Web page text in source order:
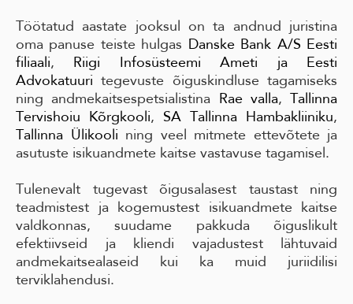
Töötatud aastate jooksul on ta andnud juristina
oma panuse teiste hulgas Danske Bank A/S Eesti
filiaali, Riigi Infosüsteemi Ameti ja
Eesti
Advokatuuri tegevuste õiguskindluse tagamiseks
ning andmekaitsespetsialistina Rae valla, Tallinna
Tervishoiu Kõrgkooli, SA Tallinna Hambakliiniku,
Tallinna Ülikooli ning veel mitmete ettevõtete ja
asutuste isikuandmete kaitse vastavuse tagamisel.
Tulenevalt tugevast õigusalasest taustast ning
teadmistest ja kogemustest isikuandmete kaitse
valdkonnas, suudame pakkuda õiguslikult
efektiivseid ja kliendi vajadustest lähtuvaid
andmekaitsealaseid kui ka muid juriidilisi
terviklahendusi.